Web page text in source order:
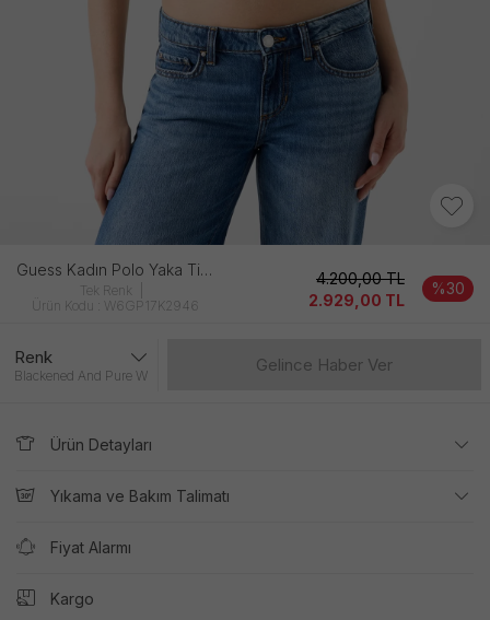
Guess Kadın Polo Yaka Tişört
Tek Renk
Ürün Kodu : W6GP17K2946
4.200,00TL
2.929,00 TL
%30
Renk
Blackened And Pure W
Gelince Haber Ver
Ürün Detayları
Yıkama ve Bakım Talimatı
Fiyat Alarmı
Kargo